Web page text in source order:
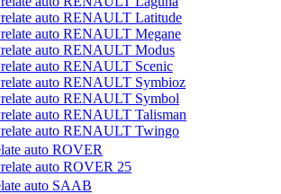
auto RENAULT Latitude
auto RENAULT Megane
auto RENAULT Modus
auto RENAULT Scenic
auto RENAULT Symbioz
auto RENAULT Symbol
auto RENAULT Talisman
auto RENAULT Twingo
auto ROVER
auto ROVER 25
auto SAAB